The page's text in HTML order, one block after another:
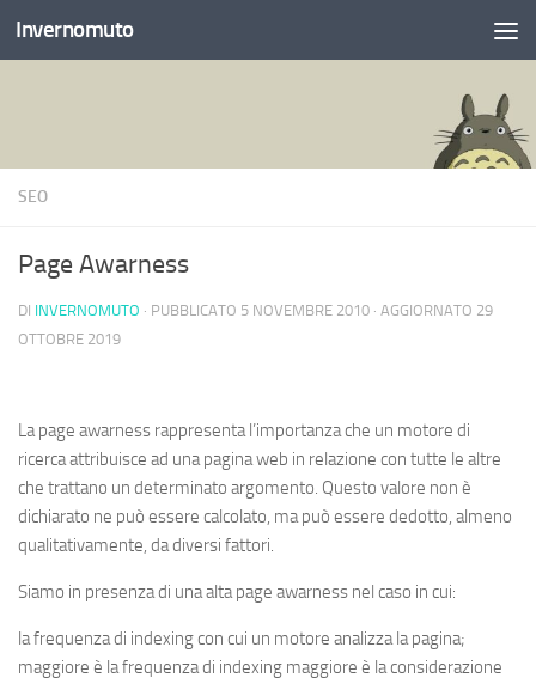
Salta al contenuto
Invernomuto
SEO
Page Awarness
DI INVERNOMUTO · PUBBLICATO 5 NOVEMBRE 2010 · AGGIORNATO 29
OTTOBRE 2019
La page awarness rappresenta l’importanza che un motore di
ricerca attribuisce ad una pagina web in relazione con tutte le altre
che trattano un determinato argomento. Questo valore non è
dichiarato ne può essere calcolato, ma può essere dedotto, almeno
qualitativamente, da diversi fattori.
Siamo in presenza di una alta page awarness nel caso in cui:
la frequenza di indexing con cui un motore analizza la pagina;
maggiore è la frequenza di indexing maggiore è la considerazione